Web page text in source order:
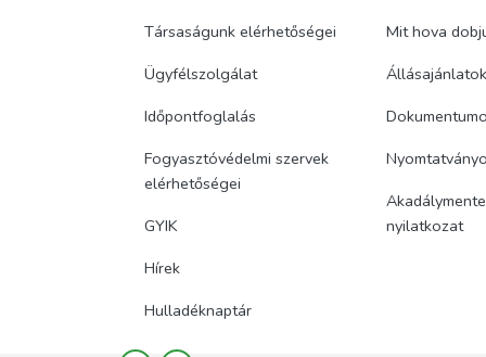
Társaságunk elérhetőségei
Ügyfélszolgálat
Időpontfoglalás
Fogyasztóvédelmi szervek
elérhetőségei
GYIK
Hírek
Hulladéknaptár
Mit hova
Állásajánlatok
nyilatkozat